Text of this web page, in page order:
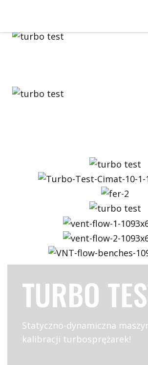
TURBO
Statyczno-dynamiczna
kalibracji turbosprężarek!